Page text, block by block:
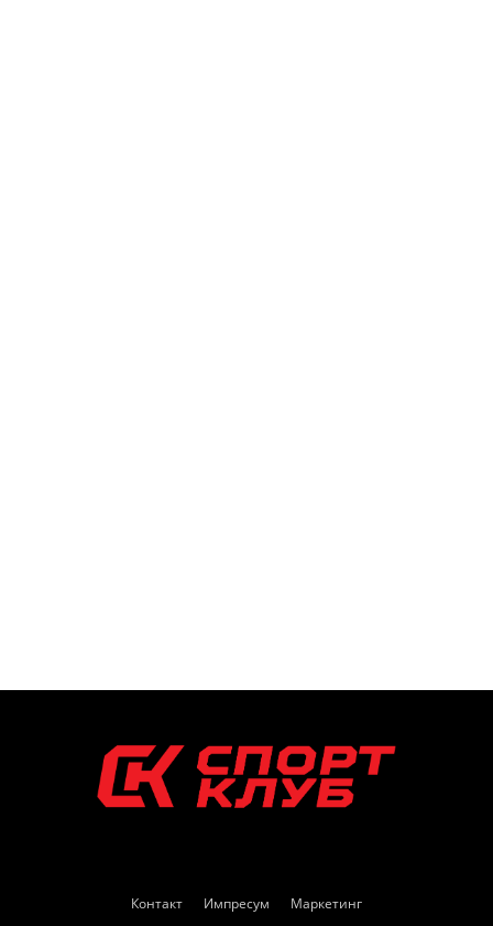
Контакт Импресум Маркетинг